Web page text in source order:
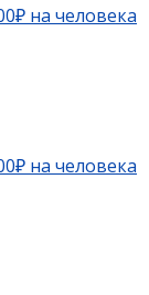
на человека
на человека